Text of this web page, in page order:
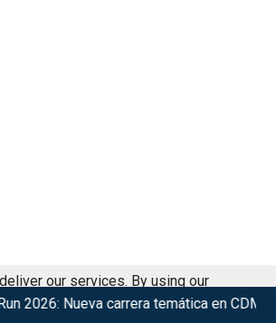
temática en CDMX Retorna The
our services. By using our
to our use of cookies.
Got it